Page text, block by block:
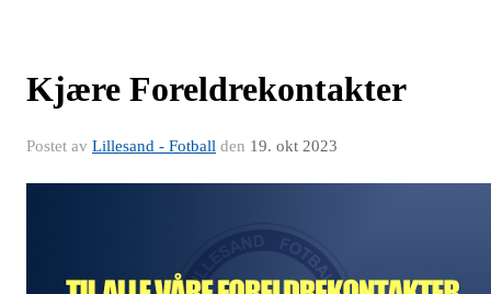
Kjære Foreldrekontakter
Postet av Lillesand - Fotball den 19. okt 2023